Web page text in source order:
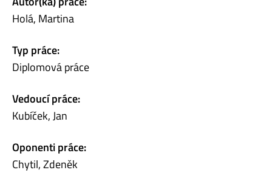
Holá, Martina
Typ práce:
Diplomová práce
Vedoucí práce:
Kubíček, Jan
Oponenti práce:
Chytil, Zdeněk